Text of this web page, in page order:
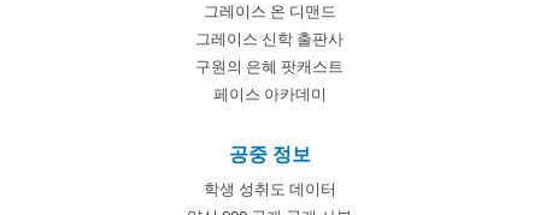
그레이스 온 디맨드
그레이스 신학 출판사
구원의 은혜 팟캐스트
페이스 아카데미
공중 정보
학생 성취도 데이터